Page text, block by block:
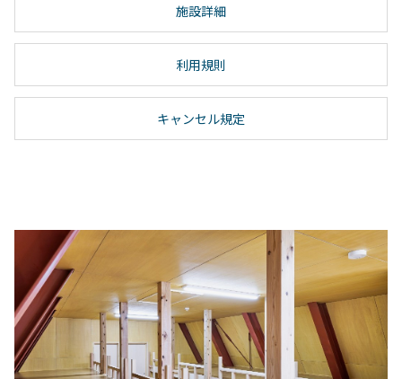
施設詳細
利用規則
キャンセル規定